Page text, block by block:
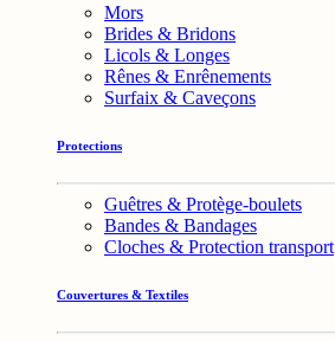
Mors
Brides & Bridons
Licols & Longes
Rênes & Enrênements
Surfaix & Caveçons
Protections
Guêtres & Protège-boulets
Bandes & Bandages
Cloches & Protection transport
Couvertures & Textiles